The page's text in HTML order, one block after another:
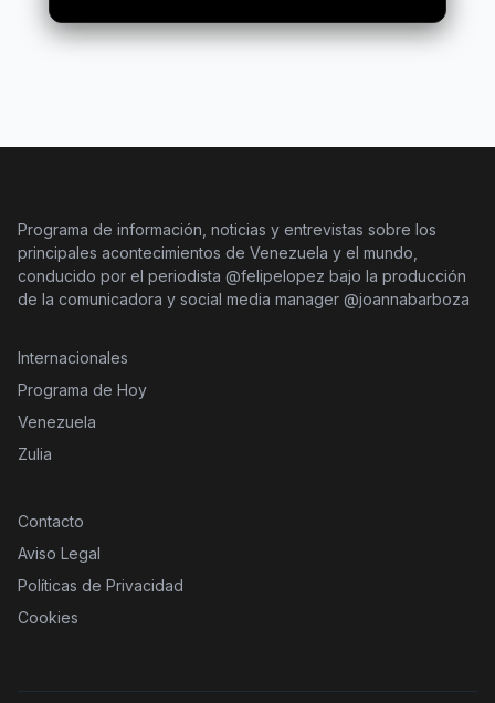
Programa de información, noticias y entrevistas sobre los
principales acontecimientos de Venezuela y el mundo,
conducido por el periodista @felipelopez bajo la producción
de la comunicadora y social media manager @joannabarboza
Internacionales
Programa de Hoy
Venezuela
Zulia
Contacto
Aviso Legal
Políticas de Privacidad
Cookies